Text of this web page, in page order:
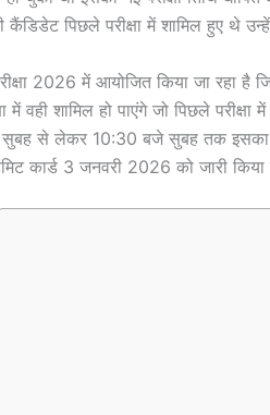
पिछले परीक्षा में शामिल हुए थे
2026 में आयोजित किया जा रहा है
वही शामिल हो पाएंगे जो पिछले
से लेकर 10:30 बजे सुबह तक इसका
कार्ड 3 जनवरी 2026 को जारी किया